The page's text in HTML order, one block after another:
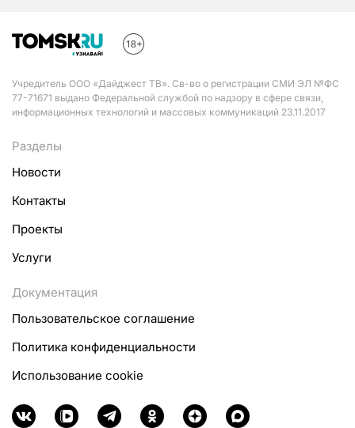
Учредитель ООО «Дайджест ТВ». Св-во о регистрации СМИ ЭЛ №ФС
77-71671 выдано Федеральной службой по надзору в сфере связи,
информационных технологий и массовых коммуникаций 23.11.2017
Разделы
Новости
Контакты
Проекты
Услуги
Документация
Пользовательское соглашение
Политика конфиденциальности
Использование cookie